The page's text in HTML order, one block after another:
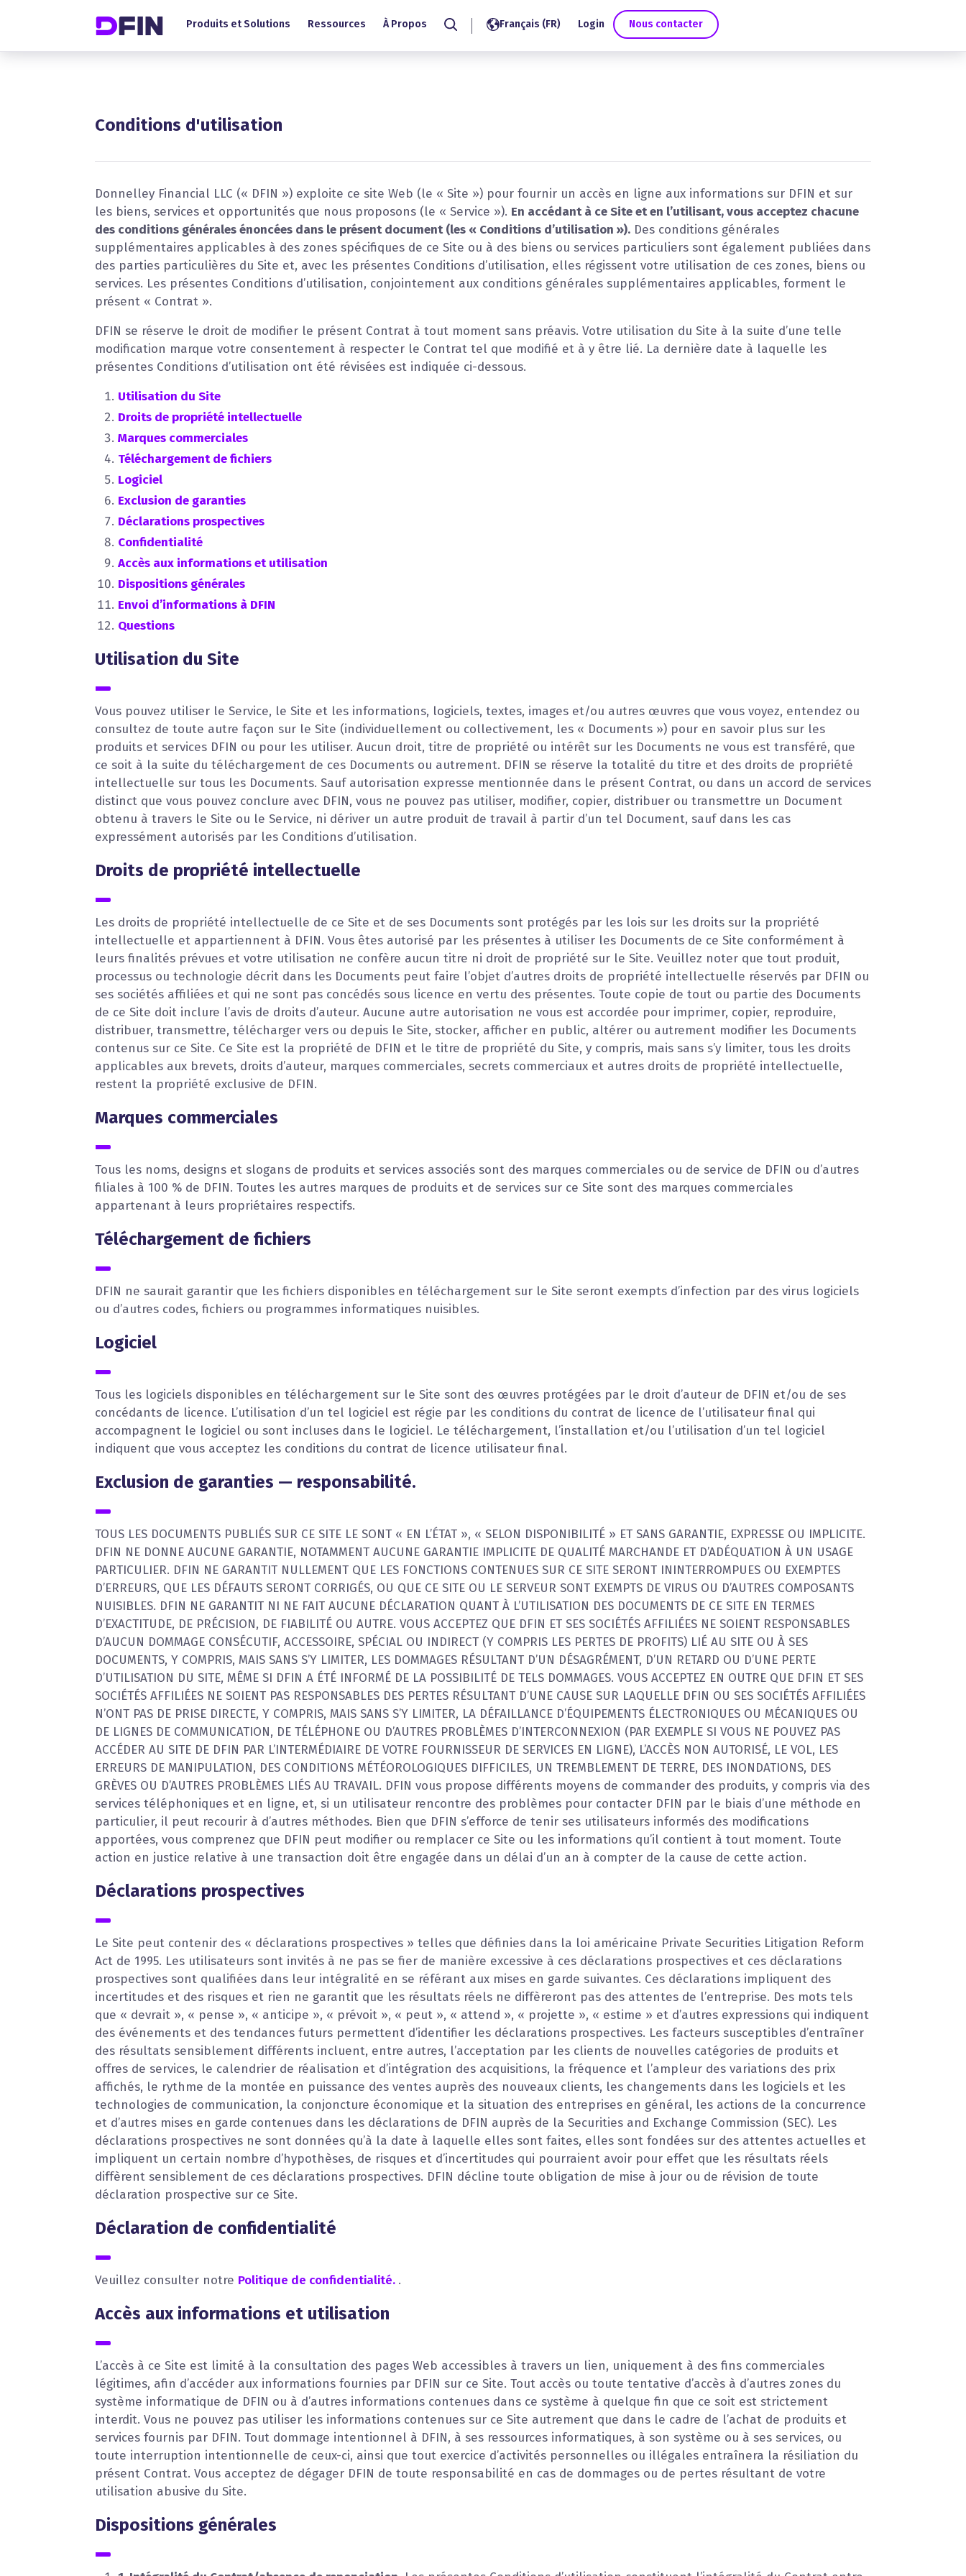
Produits et Solutions Ressources À Propos
Search
Français (FR) Login Nous contacter
Conditions d'utilisation
Donnelley Financial LLC (« DFIN ») exploite ce site Web (le « Site ») pour fournir un accès en ligne aux informations sur DFIN et sur
les biens, services et opportunités que nous proposons (le « Service »). En accédant à ce Site et en l’utilisant, vous acceptez chacune
des conditions générales énoncées dans le présent document (les « Conditions d’utilisation »). Des conditions générales
supplémentaires applicables à des zones spécifiques de ce Site ou à des biens ou services particuliers sont également publiées dans
des parties particulières du Site et, avec les présentes Conditions d’utilisation, elles régissent votre utilisation de ces zones, biens ou
services. Les présentes Conditions d’utilisation, conjointement aux conditions générales supplémentaires applicables, forment le
présent « Contrat ».
DFIN se réserve le droit de modifier le présent Contrat à tout moment sans préavis. Votre utilisation du Site à la suite d’une telle
modification marque votre consentement à respecter le Contrat tel que modifié et à y être lié. La dernière date à laquelle les
présentes Conditions d’utilisation ont été révisées est indiquée ci-dessous.
Utilisation du Site
Droits de propriété intellectuelle
Marques commerciales
Téléchargement de fichiers
Logiciel
Exclusion de garanties
Déclarations prospectives
Confidentialité
Accès aux informations et utilisation
Dispositions générales
Envoi d’informations à DFIN
Questions
Utilisation du Site
Vous pouvez utiliser le Service, le Site et les informations, logiciels, textes, images et/ou autres œuvres que vous voyez, entendez ou
consultez de toute autre façon sur le Site (individuellement ou collectivement, les « Documents ») pour en savoir plus sur les
produits et services DFIN ou pour les utiliser. Aucun droit, titre de propriété ou intérêt sur les Documents ne vous est transféré, que
ce soit à la suite du téléchargement de ces Documents ou autrement. DFIN se réserve la totalité du titre et des droits de propriété
intellectuelle sur tous les Documents. Sauf autorisation expresse mentionnée dans le présent Contrat, ou dans un accord de services
distinct que vous pouvez conclure avec DFIN, vous ne pouvez pas utiliser, modifier, copier, distribuer ou transmettre un Document
obtenu à travers le Site ou le Service, ni dériver un autre produit de travail à partir d’un tel Document, sauf dans les cas
expressément autorisés par les Conditions d’utilisation.
Droits de propriété intellectuelle
Les droits de propriété intellectuelle de ce Site et de ses Documents sont protégés par les lois sur les droits sur la propriété
intellectuelle et appartiennent à DFIN. Vous êtes autorisé par les présentes à utiliser les Documents de ce Site conformément à
leurs finalités prévues et votre utilisation ne confère aucun titre ni droit de propriété sur le Site. Veuillez noter que tout produit,
processus ou technologie décrit dans les Documents peut faire l’objet d’autres droits de propriété intellectuelle réservés par DFIN ou
ses sociétés affiliées et qui ne sont pas concédés sous licence en vertu des présentes. Toute copie de tout ou partie des Documents
de ce Site doit inclure l’avis de droits d’auteur. Aucune autre autorisation ne vous est accordée pour imprimer, copier, reproduire,
distribuer, transmettre, télécharger vers ou depuis le Site, stocker, afficher en public, altérer ou autrement modifier les Documents
contenus sur ce Site. Ce Site est la propriété de DFIN et le titre de propriété du Site, y compris, mais sans s’y limiter, tous les droits
applicables aux brevets, droits d’auteur, marques commerciales, secrets commerciaux et autres droits de propriété intellectuelle,
restent la propriété exclusive de DFIN.
Marques commerciales
Tous les noms, designs et slogans de produits et services associés sont des marques commerciales ou de service de DFIN ou d’autres
filiales à 100 % de DFIN. Toutes les autres marques de produits et de services sur ce Site sont des marques commerciales
appartenant à leurs propriétaires respectifs.
Téléchargement de fichiers
DFIN ne saurait garantir que les fichiers disponibles en téléchargement sur le Site seront exempts d’infection par des virus logiciels
ou d’autres codes, fichiers ou programmes informatiques nuisibles.
Logiciel
Tous les logiciels disponibles en téléchargement sur le Site sont des œuvres protégées par le droit d’auteur de DFIN et/ou de ses
concédants de licence. L’utilisation d’un tel logiciel est régie par les conditions du contrat de licence de l’utilisateur final qui
accompagnent le logiciel ou sont incluses dans le logiciel. Le téléchargement, l’installation et/ou l’utilisation d’un tel logiciel
indiquent que vous acceptez les conditions du contrat de licence utilisateur final.
Exclusion de garanties — responsabilité.
TOUS LES DOCUMENTS PUBLIÉS SUR CE SITE LE SONT « EN L’ÉTAT », « SELON DISPONIBILITÉ » ET SANS GARANTIE, EXPRESSE OU IMPLICITE.
DFIN NE DONNE AUCUNE GARANTIE, NOTAMMENT AUCUNE GARANTIE IMPLICITE DE QUALITÉ MARCHANDE ET D’ADÉQUATION À UN USAGE
PARTICULIER. DFIN NE GARANTIT NULLEMENT QUE LES FONCTIONS CONTENUES SUR CE SITE SERONT ININTERROMPUES OU EXEMPTES
D’ERREURS, QUE LES DÉFAUTS SERONT CORRIGÉS, OU QUE CE SITE OU LE SERVEUR SONT EXEMPTS DE VIRUS OU D’AUTRES COMPOSANTS
NUISIBLES. DFIN NE GARANTIT NI NE FAIT AUCUNE DÉCLARATION QUANT À L’UTILISATION DES DOCUMENTS DE CE SITE EN TERMES
D’EXACTITUDE, DE PRÉCISION, DE FIABILITÉ OU AUTRE. VOUS ACCEPTEZ QUE DFIN ET SES SOCIÉTÉS AFFILIÉES NE SOIENT RESPONSABLES
D’AUCUN DOMMAGE CONSÉCUTIF, ACCESSOIRE, SPÉCIAL OU INDIRECT (Y COMPRIS LES PERTES DE PROFITS) LIÉ AU SITE OU À SES
DOCUMENTS, Y COMPRIS, MAIS SANS S’Y LIMITER, LES DOMMAGES RÉSULTANT D’UN DÉSAGRÉMENT, D’UN RETARD OU D’UNE PERTE
D’UTILISATION DU SITE, MÊME SI DFIN A ÉTÉ INFORMÉ DE LA POSSIBILITÉ DE TELS DOMMAGES. VOUS ACCEPTEZ EN OUTRE QUE DFIN ET SES
SOCIÉTÉS AFFILIÉES NE SOIENT PAS RESPONSABLES DES PERTES RÉSULTANT D’UNE CAUSE SUR LAQUELLE DFIN OU SES SOCIÉTÉS AFFILIÉES
N’ONT PAS DE PRISE DIRECTE, Y COMPRIS, MAIS SANS S’Y LIMITER, LA DÉFAILLANCE D’ÉQUIPEMENTS ÉLECTRONIQUES OU MÉCANIQUES OU
DE LIGNES DE COMMUNICATION, DE TÉLÉPHONE OU D’AUTRES PROBLÈMES D’INTERCONNEXION (PAR EXEMPLE SI VOUS NE POUVEZ PAS
ACCÉDER AU SITE DE DFIN PAR L’INTERMÉDIAIRE DE VOTRE FOURNISSEUR DE SERVICES EN LIGNE), L’ACCÈS NON AUTORISÉ, LE VOL, LES
ERREURS DE MANIPULATION, DES CONDITIONS MÉTÉOROLOGIQUES DIFFICILES, UN TREMBLEMENT DE TERRE, DES INONDATIONS, DES
GRÈVES OU D’AUTRES PROBLÈMES LIÉS AU TRAVAIL. DFIN vous propose différents moyens de commander des produits, y compris via des
services téléphoniques et en ligne, et, si un utilisateur rencontre des problèmes pour contacter DFIN par le biais d’une méthode en
particulier, il peut recourir à d’autres méthodes. Bien que DFIN s’efforce de tenir ses utilisateurs informés des modifications
apportées, vous comprenez que DFIN peut modifier ou remplacer ce Site ou les informations qu’il contient à tout moment. Toute
action en justice relative à une transaction doit être engagée dans un délai d’un an à compter de la cause de cette action.
Déclarations prospectives
Le Site peut contenir des « déclarations prospectives » telles que définies dans la loi américaine Private Securities Litigation Reform
Act de 1995. Les utilisateurs sont invités à ne pas se fier de manière excessive à ces déclarations prospectives et ces déclarations
prospectives sont qualifiées dans leur intégralité en se référant aux mises en garde suivantes. Ces déclarations impliquent des
incertitudes et des risques et rien ne garantit que les résultats réels ne diffèreront pas des attentes de l’entreprise. Des mots tels
que « devrait », « pense », « anticipe », « prévoit », « peut », « attend », « projette », « estime » et d’autres expressions qui indiquent
des événements et des tendances futurs permettent d’identifier les déclarations prospectives. Les facteurs susceptibles d’entraîner
des résultats sensiblement différents incluent, entre autres, l’acceptation par les clients de nouvelles catégories de produits et
offres de services, le calendrier de réalisation et d’intégration des acquisitions, la fréquence et l’ampleur des variations des prix
affichés, le rythme de la montée en puissance des ventes auprès des nouveaux clients, les changements dans les logiciels et les
technologies de communication, la conjoncture économique et la situation des entreprises en général, les actions de la concurrence
et d’autres mises en garde contenues dans les déclarations de DFIN auprès de la Securities and Exchange Commission (SEC). Les
déclarations prospectives ne sont données qu’à la date à laquelle elles sont faites, elles sont fondées sur des attentes actuelles et
impliquent un certain nombre d’hypothèses, de risques et d’incertitudes qui pourraient avoir pour effet que les résultats réels
diffèrent sensiblement de ces déclarations prospectives. DFIN décline toute obligation de mise à jour ou de révision de toute
déclaration prospective sur ce Site.
Déclaration de confidentialité
Veuillez consulter notre Politique de confidentialité. .
Accès aux informations et utilisation
L’accès à ce Site est limité à la consultation des pages Web accessibles à travers un lien, uniquement à des fins commerciales
légitimes, afin d’accéder aux informations fournies par DFIN sur ce Site. Tout accès ou toute tentative d’accès à d’autres zones du
système informatique de DFIN ou à d’autres informations contenues dans ce système à quelque fin que ce soit est strictement
interdit. Vous ne pouvez pas utiliser les informations contenues sur ce Site autrement que dans le cadre de l’achat de produits et
services fournis par DFIN. Tout dommage intentionnel à DFIN, à ses ressources informatiques, à son système ou à ses services, ou
toute interruption intentionnelle de ceux-ci, ainsi que tout exercice d’activités personnelles ou illégales entraînera la résiliation du
présent Contrat. Vous acceptez de dégager DFIN de toute responsabilité en cas de dommages ou de pertes résultant de votre
utilisation abusive du Site.
Dispositions générales